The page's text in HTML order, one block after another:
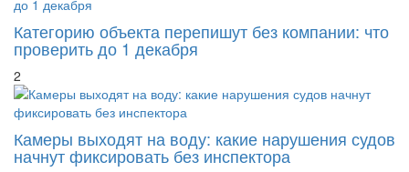
Категорию объекта перепишут без компании: что
проверить до 1 декабря
2
Камеры выходят на воду: какие нарушения судов
начнут фиксировать без инспектора